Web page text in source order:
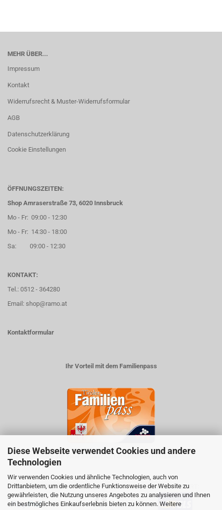
Diese Webseite verwendet Cookies und andere
Technologien
Wir verwenden Cookies und ähnliche Technologien, auch von
Drittanbietern, um die ordentliche Funktionsweise der Website zu
gewährleisten, die Nutzung unseres Angebotes zu analysieren und Ihnen
ein bestmögliches Einkaufserlebnis bieten zu können. Weitere
MEHR ÜBER...
Impressum
Kontakt
Widerrufsrecht & Muster-Widerrufsformular
AGB
Datenschutzerklärung
Cookie Einstellungen
ÖFFNUNGSZEITEN:
Shop Amraserstraße 73, 6020 Innsbruck
Mo - Fr: 09:00 - 12:30
Mo - Fr: 14:30 - 18:00
Sa: 09:00 - 12:30
KONTAKT:
Tel.: 0512 - 364280
Email: shop@ramo.at
Kontaktformular
Ihr Vorteil mit dem Familienpass
5% auf viele im Geschäft erhältlichen Produkte
ZAHLUNGSARTEN VERSANDART: